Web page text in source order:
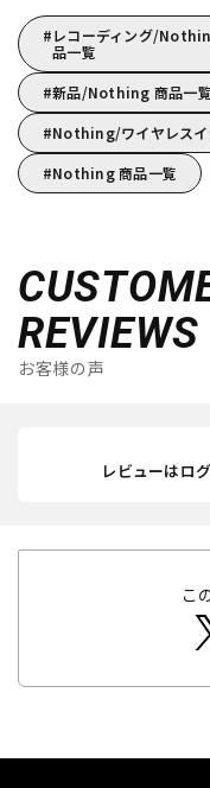
レコーディング/
品一覧
新品/Nothing 商品一覧
Nothing/ワイヤレスイ
Nothing 商品一覧
REVIEWS
お客様の声
レビューはロ
こ